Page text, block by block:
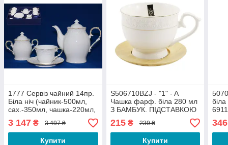
1777 Сервіз чайний 14пр.
Біла ніч (чайник-500мл,
сах.-350мл, чашка-220мл,
блюдце-15,5 см)
3 147 ₴ 3 497 ₴
Купити
S506710BZJ - "1" - A
Чашка фарф. біла 280 мл
З БАМБУК. ПІДСТАВКОЮ
6911100000
215₴ 239 ₴
Купити
346